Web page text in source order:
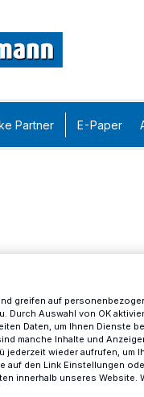
Partner E-Paper
greifen auf
Durch Auswahl von OK
Daten, um Ihnen Dienste
manche Inhalte und
jederzeit wieder aufrufen, um
auf den Link Einstellungen
innerhalb unseres Website.